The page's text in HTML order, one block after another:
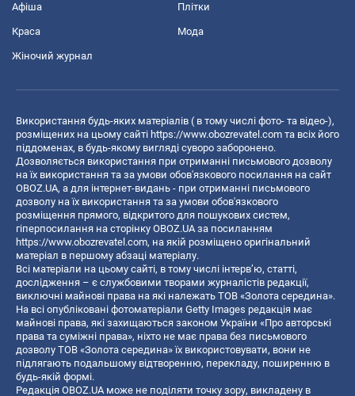
Афіша Плітки
Краса Мода
Жіночий журнал
Використання будь-яких матеріалів ( в тому числі фото- та відео-),
розміщених на цьому сайті https://www.obozrevatel.com та всіх його
піддоменах, в будь-якому вигляді суворо заборонено.
Дозволяється використання при отриманні письмового дозволу
на їх використання та за умови обов'язкового посилання на сайт
OBOZ.UA, а для інтернет-видань - при отриманні письмового
дозволу на їх використання та за умови обов'язкового
розміщення прямого, відкритого для пошукових систем,
гіперпосилання на сторінку OBOZ.UA за посиланням
https://www.obozrevatel.com, на якій розміщено оригінальний
матеріал в першому абзаці матеріалу.
Всі матеріали на цьому сайті, в тому числі інтерв’ю, статті,
дослідження – є службовими творами журналістів редакції,
виключні майнові права на які належать ТОВ «Золота середина».
На всі опубліковані фотоматеріали Getty Images редакція має
майнові права, які захищаються законом України «Про авторські
права та суміжні права», ніхто не має права без письмового
дозволу ТОВ «Золота середина» їх використовувати, вони не
підлягають подальшому відтворенню, перекладу, поширенню в
будь-якій формі.
Редакція OBOZ.UA може не поділяти точку зору, викладену в